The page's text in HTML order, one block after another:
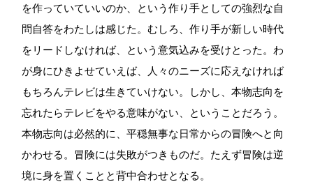
を作っていていいのか、という作り手としての強烈な自
問自答をわたしは感じた。むしろ、作り手が新しい時代
をリードしなければ、という意気込みを受けとった。わ
が身にひきよせていえば、人々のニーズに応えなければ
もちろんテレビは生きていけない。しかし、本物志向を
忘れたらテレビをやる意味がない、ということだろう。
本物志向は必然的に、平穏無事な日常からの冒険へと向
かわせる。冒険には失敗がつきものだ。たえず冒険は逆
境に身を置くことと背中合わせとなる。